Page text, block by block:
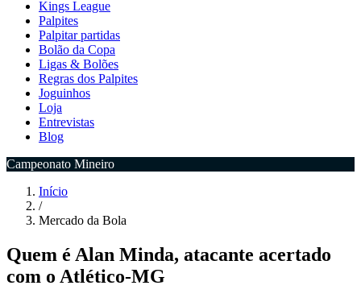
Kings League
Palpites
Palpitar partidas
Bolão da Copa
Ligas & Bolões
Regras dos Palpites
Joguinhos
Loja
Entrevistas
Blog
Campeonato Mineiro
Início
/
Mercado da Bola
Quem é Alan Minda, atacante acertado
com o Atlético-MG